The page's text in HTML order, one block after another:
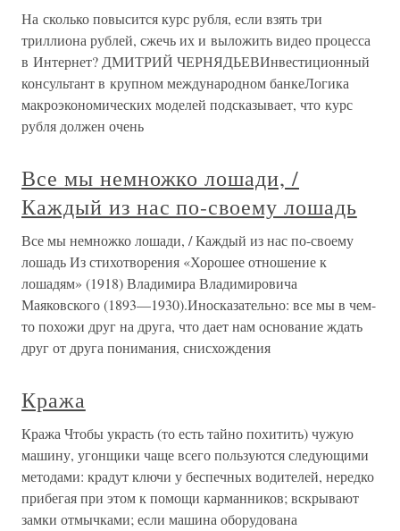
На сколько повысится курс рубля, если взять три
триллиона рублей, сжечь их и выложить видео процесса
в Интернет? ДМИТРИЙ ЧЕРНЯДЬЕВИнвестиционный
консультант в крупном международном банкеЛогика
макроэкономических моделей подсказывает, что курс
рубля должен очень
Все мы немножко лошади, /
Каждый из нас по-своему лошадь
Все мы немножко лошади, / Каждый из нас по-своему
лошадь Из стихотворения «Хорошее отношение к
лошадям» (1918) Владимира Владимировича
Маяковского (1893—1930).Иносказательно: все мы в чем-
то похожи друг на друга, что дает нам основание ждать
друг от друга понимания, снисхождения
Кража
Кража Чтобы украсть (то есть тайно похитить) чужую
машину, угонщики чаще всего пользуются следующими
методами: крадут ключи у беспечных водителей, нередко
прибегая при этом к помощи карманников; вскрывают
замки отмычками; если машина оборудована